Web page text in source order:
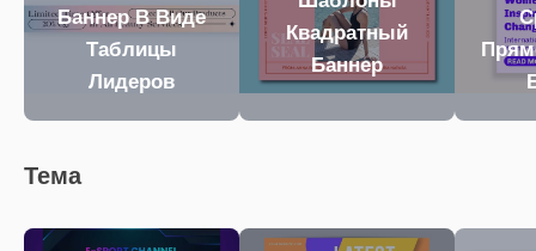
Баннер В Виде
Таблицы
Лидеров
Квадратный
Баннер
Тема